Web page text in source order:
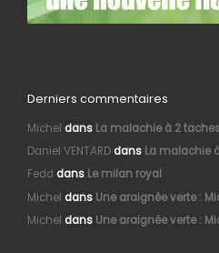
Derniers commentaires
Michel dans La malachie à 2
Daniel VENTARDdans La malachie
Fedd dans Le milan royal
Michel dans Une araignée verte :
Michel dans Une araignée verte :